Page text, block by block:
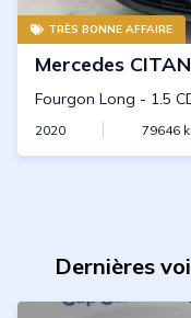
TRÈS BONNE AFFAIRE
Mercedes CITAN
Fourgon Long - 1.5
2020 79646
Dernières